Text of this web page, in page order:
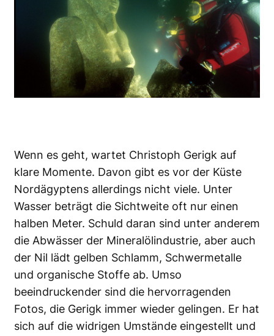
Wenn es geht, wartet Christoph Gerigk auf
klare Momente. Davon gibt es vor der Küste
Nordägyptens allerdings nicht viele. Unter
Wasser beträgt die Sichtweite oft nur einen
halben Meter. Schuld daran sind unter anderem
die Abwässer der Mineralölindustrie, aber auch
der Nil lädt gelben Schlamm, Schwermetalle
und organische Stoffe ab. Umso
beeindruckender sind die hervorragenden
Fotos, die Gerigk immer wieder gelingen. Er hat
sich auf die widrigen Umstände eingestellt und